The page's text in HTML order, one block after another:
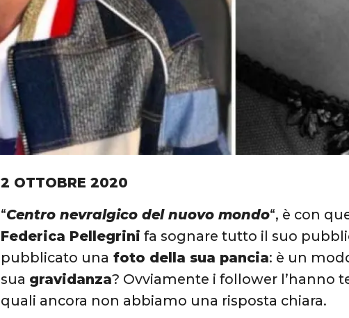
2 OTTOBRE 2020
“Centro nevralgico del nuovo mondo“, è con
Federica Pellegrini fa sognare tutto il suo
pubblicato una foto della sua pancia: è un
sua gravidanza? Ovviamente i follower l’hanno
quali ancora non abbiamo una risposta chiara.